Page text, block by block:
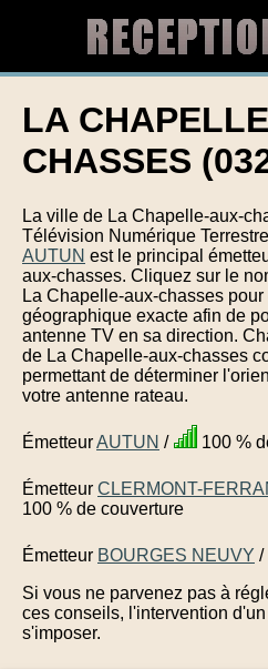
LA
CHASSES
La ville de La Chapelle-aux-
Télévision Numérique
AUTUN est le principal
aux-chasses. Cliquez sur le
La Chapelle-aux-chasses
géographique exacte afin de
antenne TV en sa direction.
de La Chapelle-aux-chasses
permettant de déterminer
votre antenne rateau.
ÉmetteurAUTUN / 100 %
Émetteur CLERMONT-
100 % de couverture
Émetteur BOURGES NEUVY /
Si vous ne parvenez pas à
ces conseils, l'intervention
s'imposer.